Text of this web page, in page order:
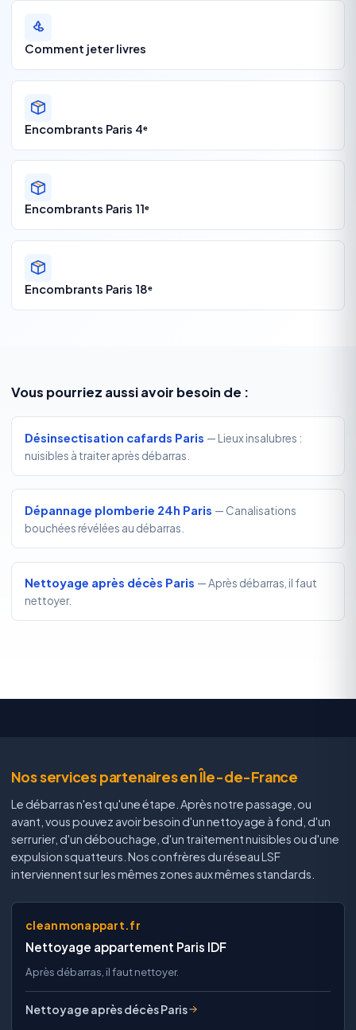
Comment jeter livres
Encombrants Paris 4ᵉ
Encombrants Paris 11ᵉ
Encombrants Paris 18ᵉ
Vous pourriez aussi avoir besoin de :
Désinsectisation cafards Paris — Lieux insalubres :
nuisibles à traiter après débarras.
Dépannage plomberie 24h Paris — Canalisations
bouchées révélées au débarras.
Nettoyage après décès Paris — Après débarras, il faut
nettoyer.
Nos services partenaires en Île-de-France
Le débarras n'est qu'une étape. Après notre passage, ou
avant, vous pouvez avoir besoin d'un nettoyage à fond, d'un
serrurier, d'un débouchage, d'un traitement nuisibles ou d'une
expulsion squatteurs. Nos confrères du réseau LSF
interviennent sur les mêmes zones aux mêmes standards.
cleanmonappart.fr
Nettoyage appartement Paris IDF
Après débarras, il faut nettoyer.
Nettoyage après décès Paris